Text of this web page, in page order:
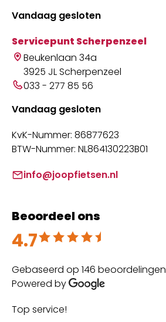
Vandaag gesloten
Servicepunt Scherpenzeel
Beukenlaan 34a
3925 JL Scherpenzeel
033 - 277 85 56
Vandaag gesloten
KvK-Nummer: 86877623
BTW-Nummer: NL864130223B01
info@joopfietsen.nl
Beoordeel ons
4.7
Beoordeeld met 4.7 uit 5
Gebaseerd op 146 beoordelingen
Powered by
Top service!